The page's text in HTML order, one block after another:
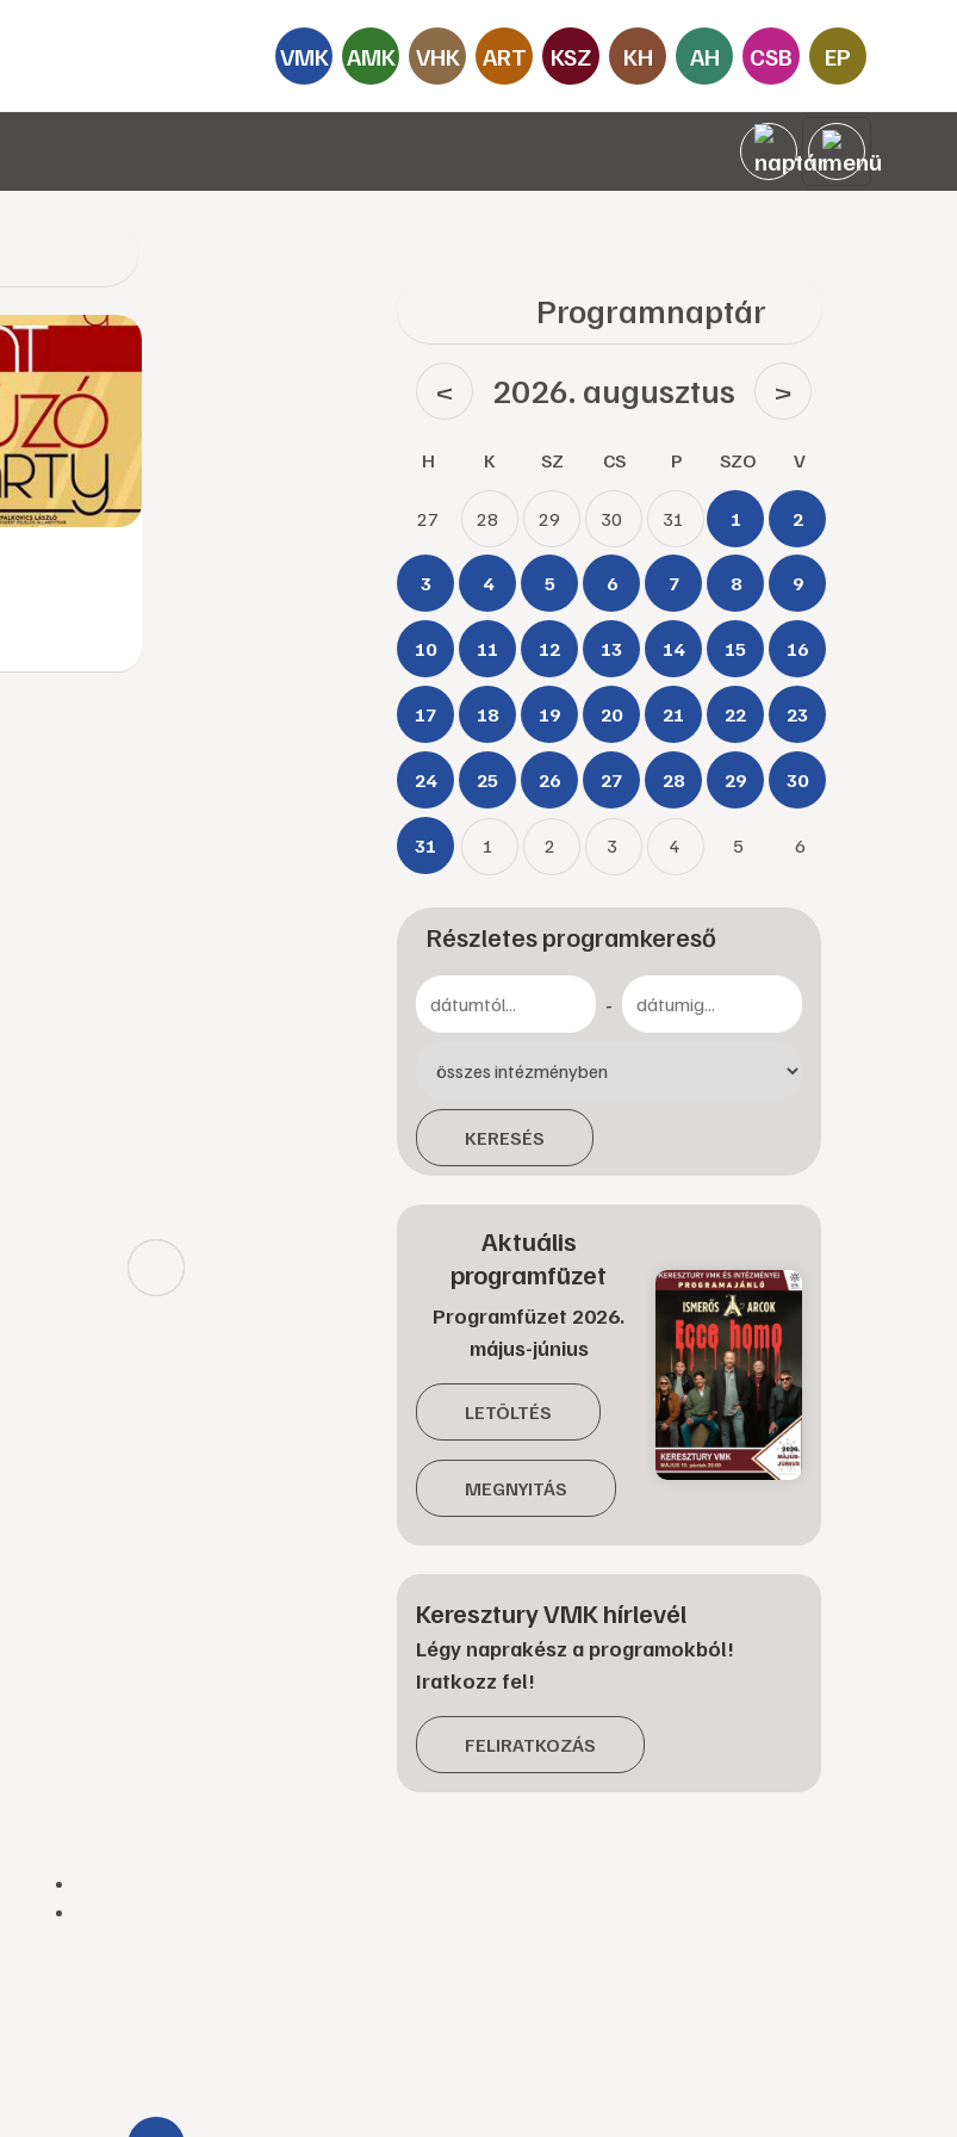
VMK AMK VHK ART KSZ KH AH CSB EP
Programnaptár
< 2026. augusztus >
H K SZ CS P SZO V
27 28 29 30 31 1 2
3 4 5 6 7 8 9
10 11 12 13 14 15 16
17 18 19 20 21 22 23
24 25 26 27 28 29 30
31 1 2 3 4 5 6
Részletes programkereső
-
KERESÉS
Aktuális
programfüzet
Programfüzet 2026.
május-június
LETÖLTÉS
MEGNYITÁS
Keresztury VMK hírlevél
Légy naprakész a programokból!
Iratkozz fel!
FELIRATKOZÁS